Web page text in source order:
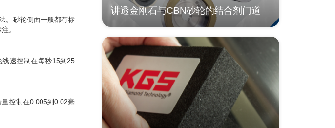
。砂轮侧面一般都有标
。
速控制在每秒15到25
控制在0.005到0.02毫
讲透金刚石与CBN砂轮的结合剂门道